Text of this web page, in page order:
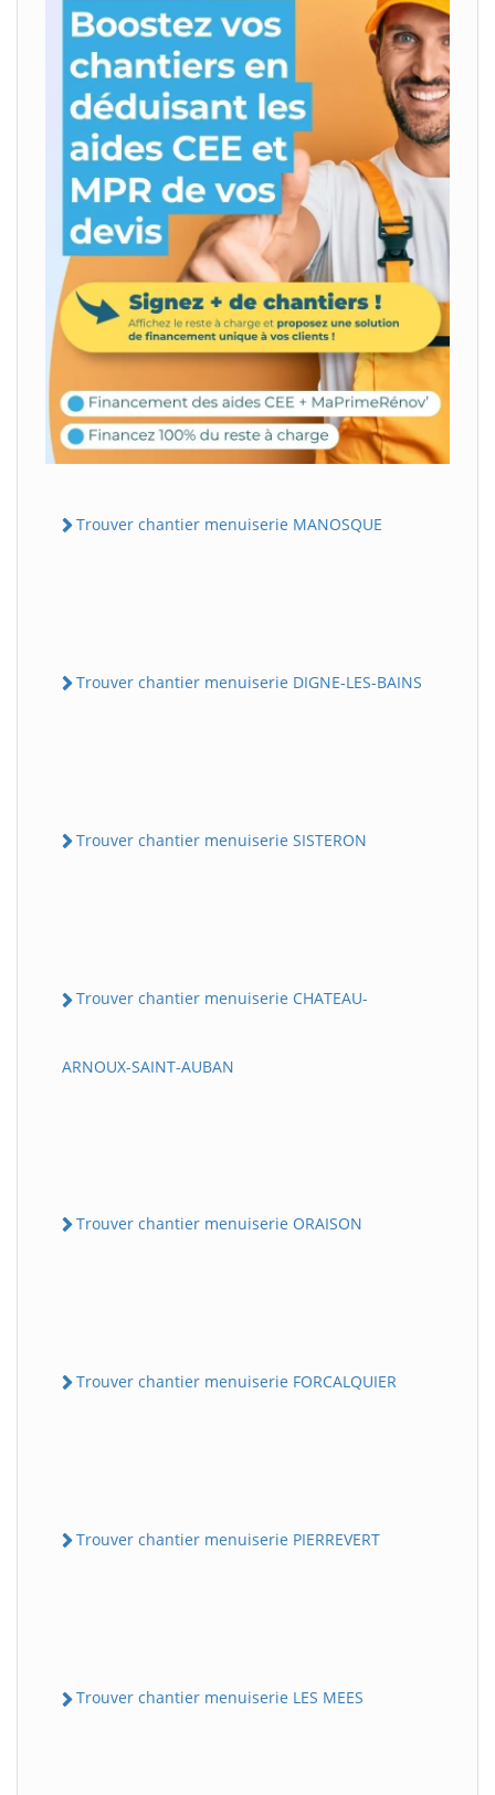
Trouver chantier menuiserie MANOSQUE
Trouver chantier menuiserie DIGNE-LES-BAINS
Trouver chantier menuiserie SISTERON
Trouver chantier menuiserie CHATEAU-
ARNOUX-SAINT-AUBAN
Trouver chantier menuiserie ORAISON
Trouver chantier menuiserie FORCALQUIER
Trouver chantier menuiserie PIERREVERT
Trouver chantier menuiserie LES MEES